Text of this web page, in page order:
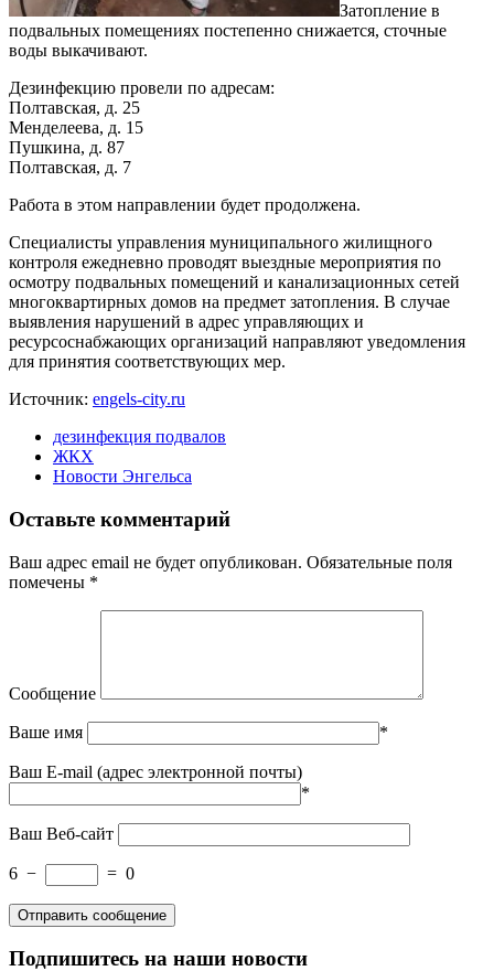
Затопление в
подвальных помещениях постепенно снижается, сточные
воды выкачивают.
Дезинфекцию провели по адресам:
Полтавская, д. 25
Менделеева, д. 15
Пушкина, д. 87
Полтавская, д. 7
Работа в этом направлении будет продолжена.
Специалисты управления муниципального жилищного
контроля ежедневно проводят выездные мероприятия по
осмотру подвальных помещений и канализационных сетей
многоквартирных домов на предмет затопления. В случае
выявления нарушений в адрес управляющих и
ресурсоснабжающих организаций направляют уведомления
для принятия соответствующих мер.
Источник: engels-city.ru
дезинфекция подвалов
ЖКХ
Новости Энгельса
Оставьте комментарий
Ваш адрес email не будет опубликован. Обязательные поля
помечены *
Сообщение
Ваше имя *
Ваш E-mail (адрес электронной почты)
*
Ваш Веб-сайт
6 − = 0
Подпишитесь на наши новости